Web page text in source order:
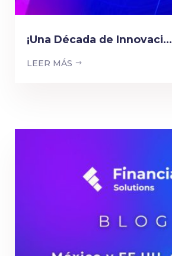
¡Una Década de Innovaci...
LEER MÁS